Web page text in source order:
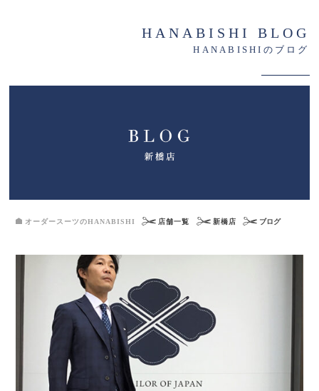
HANABISHI BLOG
HANABISHIのブログ
オーダースーツのHANABISHI 店舗一覧 新橋店 ブログ